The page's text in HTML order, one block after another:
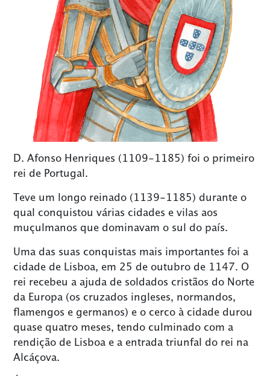
D. Afonso Henriques (1109-1185) foi o primeiro
rei de Portugal.
Teve um longo reinado (1139-1185) durante o
qual conquistou várias cidades e vilas aos
muçulmanos que dominavam o sul do país.
Uma das suas conquistas mais importantes foi a
cidade de Lisboa, em 25 de outubro de 1147. O
rei recebeu a ajuda de soldados cristãos do Norte
da Europa (os cruzados ingleses, normandos,
flamengos e germanos) e o cerco à cidade durou
quase quatro meses, tendo culminado com a
rendição de Lisboa e a entrada triunfal do rei na
Alcáçova.